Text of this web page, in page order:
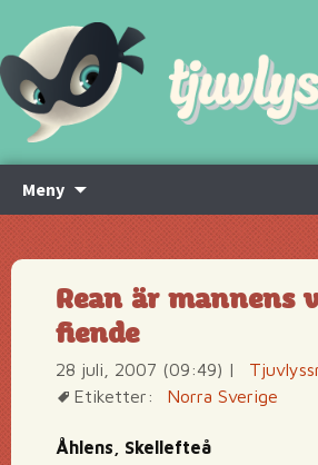
Meny
innehåll
Rean är mannens
fiende
28 juli, 2007 (09:49) |
Etiketter:
Norra Sverige
Åhlens, Skellefteå